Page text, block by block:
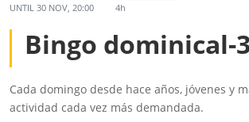
UNTIL30 NOV, 20:00 4h
Bingo dominical-
Cada domingo desde hace años, jóvenes y
actividad cada vez más demandada.